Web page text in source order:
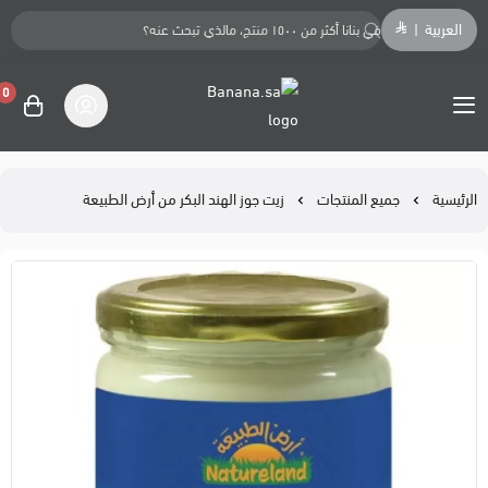
العربية
Banana.sa
0
الرئيسية جميع المنتجات زيت جوز الهند البكر من أرض الطبيعة